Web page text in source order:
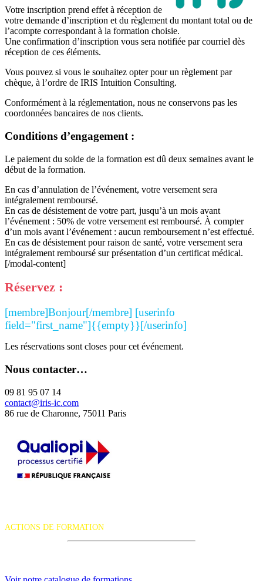
Votre inscription prend effet à réception de
votre demande d’inscription et du règlement du montant total ou de
l’acompte correspondant à la formation choisie.
Une confirmation d’inscription vous sera notifiée par courriel dès
réception de ces éléments.
Vous pouvez si vous le souhaitez opter pour un règlement par
chèque, à l’ordre de IRIS Intuition Consulting.
Conformément à la réglementation, nous ne conservons pas les
coordonnées bancaires de nos clients.
Conditions d’engagement :
Le paiement du solde de la formation est dû deux semaines avant le
début de la formation.
En cas d’annulation de l’événement, votre versement sera
intégralement remboursé.
En cas de désistement de votre part, jusqu’à un mois avant
l’événement : 50% de votre versement est remboursé. À compter
d’un mois avant l’événement : aucun remboursement n’est effectué.
En cas de désistement pour raison de santé, votre versement sera
intégralement remboursé sur présentation d’un certificat médical.
[/modal-content]
Réservez :
[membre]Bonjour[/membre] [userinfo
field="first_name"]{{empty}}[/userinfo]
Les réservations sont closes pour cet événement.
Nous contacter…
09 81 95 07 14
contact@iris-ic.com
86 rue de Charonne, 75011 Paris
ACTIONS DE FORMATION